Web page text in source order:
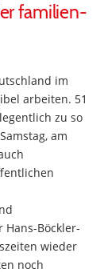
familien-
im
arbeiten. 51
zu so
am
Hans-Böckler-
wieder
noch